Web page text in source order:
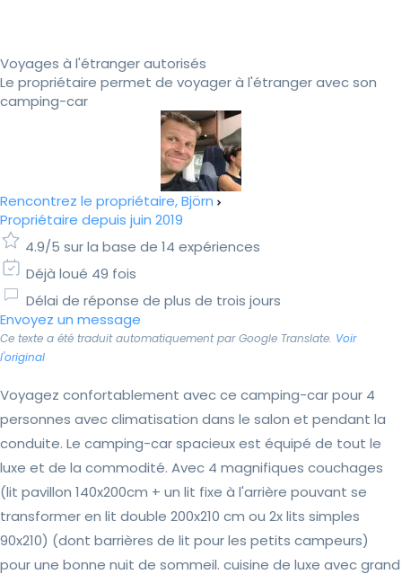
Voyages à l'étranger autorisés
Le propriétaire permet de voyager à l'étranger avec son
camping-car
Rencontrez le propriétaire, Björn
Propriétaire depuis juin 2019
4.9/5 sur la base de 14 expériences
Déjà loué 49 fois
Délai de réponse de plus de trois jours
Envoyez un message
Ce texte a été traduit automatiquement par Google Translate. Voir
l'original
Voyagez confortablement avec ce camping-car pour 4
personnes avec climatisation dans le salon et pendant la
conduite. Le camping-car spacieux est équipé de tout le
luxe et de la commodité. Avec 4 magnifiques couchages
(lit pavillon 140x200cm + un lit fixe à l'arrière pouvant se
transformer en lit double 200x210 cm ou 2x lits simples
90x210) (dont barrières de lit pour les petits campeurs)
pour une bonne nuit de sommeil. cuisine de luxe avec grand